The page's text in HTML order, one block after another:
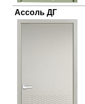
Ассоль ДГ